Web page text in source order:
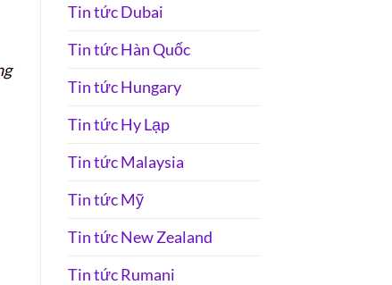
Tin tức Dubai
Tin tức Hàn Quốc
Tin tức Hungary
Tin tức Hy Lạp
Tin tức Malaysia
Tin tức Mỹ
Tin tức New Zealand
Tin tức Rumani